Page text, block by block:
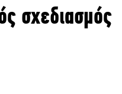
σχεδιασμός